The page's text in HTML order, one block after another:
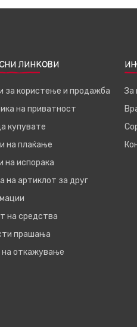
ЛИНКОВИ
за користење и продажба
на приватност
купувате
на плаќање
на испорака
на артиклот за друг
на средства
прашања
на откажување
За